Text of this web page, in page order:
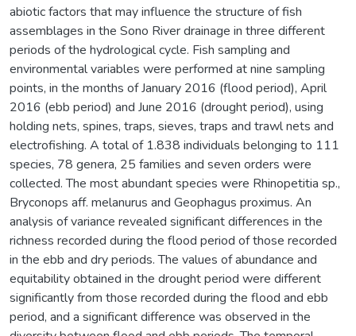
abiotic factors that may influence the structure of fish
assemblages in the Sono River drainage in three different
periods of the hydrological cycle. Fish sampling and
environmental variables were performed at nine sampling
points, in the months of January 2016 (flood period), April
2016 (ebb period) and June 2016 (drought period), using
holding nets, spines, traps, sieves, traps and trawl nets and
electrofishing. A total of 1.838 individuals belonging to 111
species, 78 genera, 25 families and seven orders were
collected. The most abundant species were Rhinopetitia sp.,
Bryconops aff. melanurus and Geophagus proximus. An
analysis of variance revealed significant differences in the
richness recorded during the flood period of those recorded
in the ebb and dry periods. The values of abundance and
equitability obtained in the drought period were different
significantly from those recorded during the flood and ebb
period, and a significant difference was observed in the